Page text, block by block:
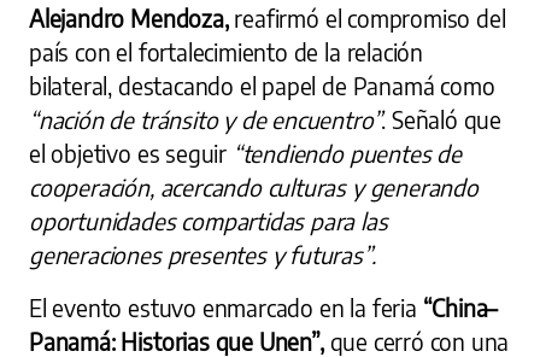
Alejandro Mendoza,reafirmó el compromiso del
país con el fortalecimiento de la relación
bilateral, destacando el papel de Panamá como
“nación de tránsito y de encuentro”. Señaló que
el objetivo es seguir “tendiendo puentes de
cooperación, acercando culturas y generando
oportunidades compartidas para las
generaciones presentes y futuras”.
El evento estuvo enmarcado en la feria “China–
Panamá: Historias que Unen”, que cerró con una